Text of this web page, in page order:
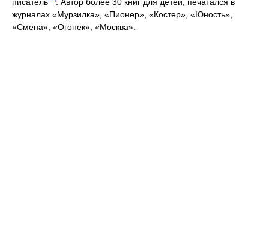
журналах «Мурзилка», «Пионер», «Костер», «Юность»,
«Смена», «Огонек», «Москва».